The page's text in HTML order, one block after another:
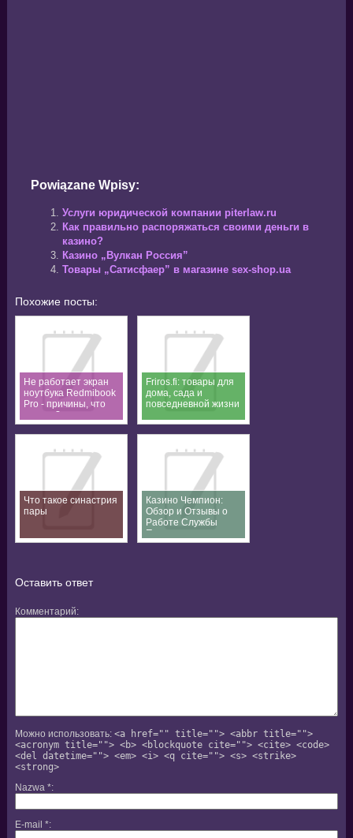
Powiązane Wpisy:
Услуги юридической компании piterlaw.ru
Как правильно распоряжаться своими деньги в
казино?
Казино „Вулкан Россия”
Товары „Сатисфаер” в магазине sex-shop.ua
Похожие посты:
Не работает экран
ноутбука Redmibook
Pro - причины, что
делать?
Friros.fi: товары для
дома, сада и
повседневной жизни
Что такое синастрия
пары
Казино Чемпион:
Обзор и Отзывы о
Работе Службы
Поддержки
Оставить ответ
Комментарий
Можно использовать: <a href="" title=""> <abbr title="">
<acronym title=""> <b> <blockquote cite=""> <cite> <code>
<del datetime=""> <em> <i> <q cite=""> <s> <strike>
<strong>
Nazwa *
E-mail *